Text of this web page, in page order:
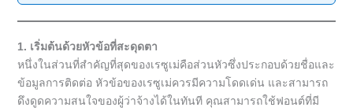
1. เริ่มต้นด้วยหัวข้อที่สะดุดตา
หนึ่งในส่วนที่สำคัญที่สุดของเรซูเม่คือส่วนหัวซึ่งประกอบด้วยชื่อและ
ข้อมูลการติดต่อ หัวข้อของเรซูเม่ควรมีความโดดเด่น และสามารถ
ดึงดูดความสนใจของผู้ว่าจ้างได้ในทันที คุณสามารถใช้ฟอนต์ที่มี